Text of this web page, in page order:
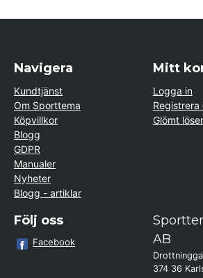
Navigera
Kundtjänst
Om Sporttema
Köpvillkor
Blogg
GDPR
Manualer
Nyheter
Blogg - artiklar
Mitt
Logga in
Registrera
Glömt
Följ oss
Facebook
AB
374 36